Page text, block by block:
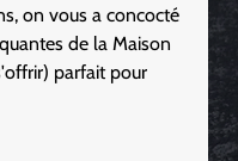
on vous a concocté
de la Maison
parfait pour